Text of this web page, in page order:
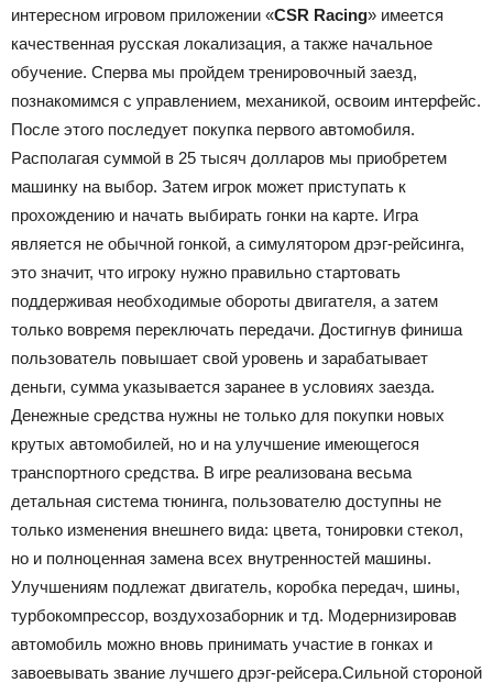
интересном игровом приложении «CSR Racing» имеется
качественная русская локализация, а также начальное
обучение. Сперва мы пройдем тренировочный заезд,
познакомимся с управлением, механикой, освоим интерфейс.
После этого последует покупка первого автомобиля.
Располагая суммой в 25 тысяч долларов мы приобретем
машинку на выбор. Затем игрок может приступать к
прохождению и начать выбирать гонки на карте. Игра
является не обычной гонкой, а симулятором дрэг-рейсинга,
это значит, что игроку нужно правильно стартовать
поддерживая необходимые обороты двигателя, а затем
только вовремя переключать передачи. Достигнув финиша
пользователь повышает свой уровень и зарабатывает
деньги, сумма указывается заранее в условиях заезда.
Денежные средства нужны не только для покупки новых
крутых автомобилей, но и на улучшение имеющегося
транспортного средства. В игре реализована весьма
детальная система тюнинга, пользователю доступны не
только изменения внешнего вида: цвета, тонировки стекол,
но и полноценная замена всех внутренностей машины.
Улучшениям подлежат двигатель, коробка передач, шины,
турбокомпрессор, воздухозаборник и тд. Модернизировав
автомобиль можно вновь принимать участие в гонках и
завоевывать звание лучшего дрэг-рейсера.Сильной стороной